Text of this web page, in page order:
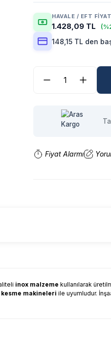
HAVALE / EFT
1.428,09 TL
148,15 TL den
Fiyat Alarmı
inox malzeme kullanılarak
kesme makineleri ile uyumludur.